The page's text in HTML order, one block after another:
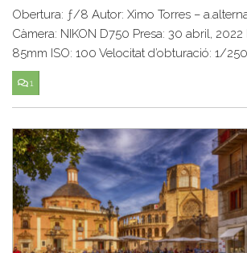
Obertura: ƒ/8 Autor: Ximo Torres –
Càmera: NIKON D750 Presa: 30 abril,
85mm ISO: 100 Velocitat d’obturació: 1/
1